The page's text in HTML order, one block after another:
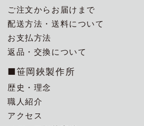
ご注文からお届けまで
配送方法・送料について
お支払方法
返品・交換について
■笹岡鋏製作所
歴史・理念
職人紹介
アクセス